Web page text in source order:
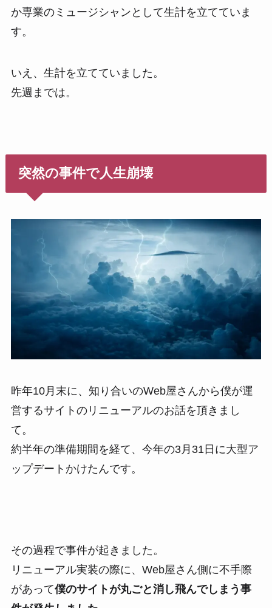
か専業のミュージシャンとして生計を立てていま
す。
いえ、生計を立てていました。
先週までは。
突然の事件で人生崩壊
昨年10月末に、知り合いのWeb屋さんから僕が運
営するサイトのリニューアルのお話を頂きまし
て。
約半年の準備期間を経て、今年の3月31日に大型ア
ップデートかけたんです。
その過程で事件が起きました。
リニューアル実装の際に、Web屋さん側に不手際
があって僕のサイトが丸ごと消し飛んでしまう事